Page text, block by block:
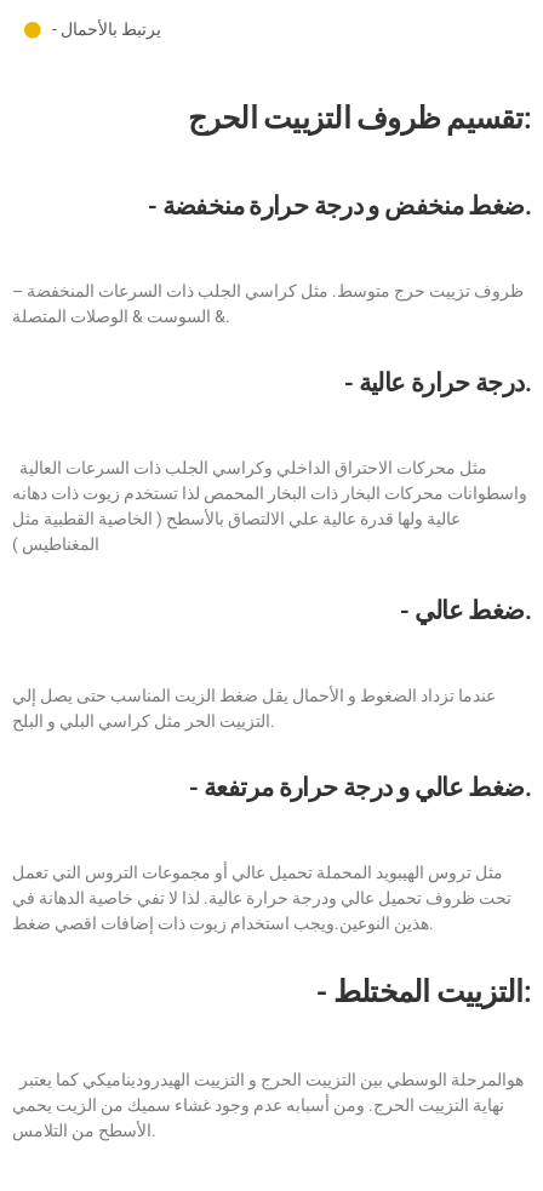
- يرتبط بالأحمال
تقسيم ظروف التزييت الحرج:
- ضغط منخفض و درجة حرارة منخفضة.
– ظروف تزييت حرج متوسط. مثل كراسي الجلب ذات السرعات المنخفضة
& السوست & الوصلات المتصلة.
- درجة حرارة عالية.
واسطوانات محركات البخار ذات البخار المحمص لذا تستخدم زيوت ذات دهانه
عالية ولها قدرة عالية علي الالتصاق بالأسطح ( الخاصية القطبية مثل
المغناطيس )
- ضغط عالي.
عندما تزداد الضغوط و الأحمال يقل ضغط الزيت المناسب حتى يصل إلي
التزييت الحر مثل كراسي البلي و البلح.
- ضغط عالي و درجة حرارة مرتفعة.
مثل تروس الهيبويد المحملة تحميل عالي أو مجموعات التروس التي تعمل
تحت ظروف تحميل عالي ودرجة حرارة عالية. لذا لا تفي خاصية الدهانة في
هذين النوعين.ويجب استخدام زيوت ذات إضافات اقصي ضغط.
- التزييت المختلط:
نهاية التزييت الحرج. ومن أسبابه عدم وجود غشاء سميك من الزيت يحمي
الأسطح من التلامس.